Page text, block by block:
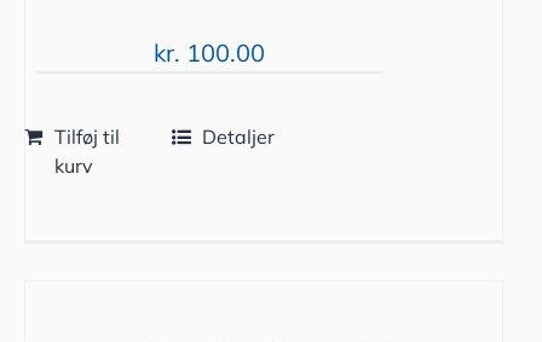
kr. 100.00
Tilføj til
kurv
Detaljer